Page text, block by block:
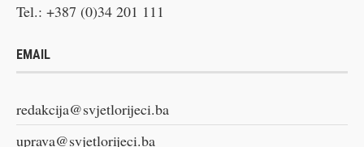
Tel.: +387 (0)34 201 111
EMAIL
redakcija@svjetlorijeci.ba
uprava@svjetlorijeci.ba